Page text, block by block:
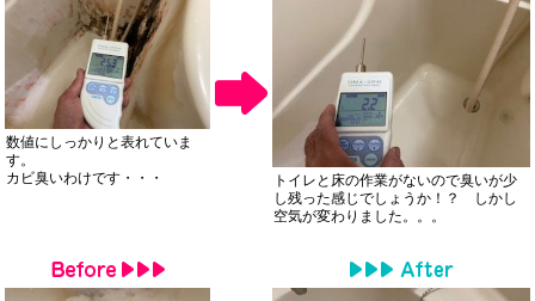
数値にしっかりと表れていま
す。
カビ臭いわけです・・・
トイレと床の作業がないので臭いが少
し残った感じでしょうか！？ しかし
空気が変わりました。。。